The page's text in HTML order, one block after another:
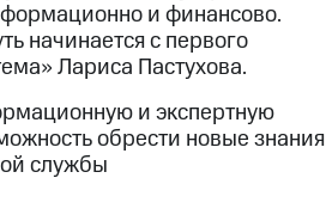
и финансово.
начинается с первого
Лариса Пастухова.
и экспертную
обрести новые знания
службы